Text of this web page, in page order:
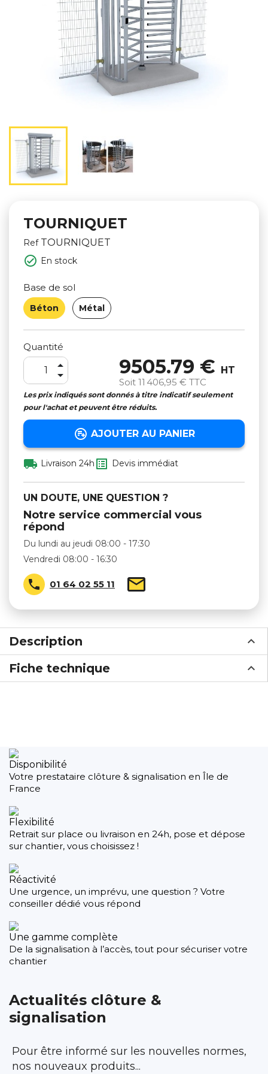
TOURNIQUET
Ref TOURNIQUET
 En stock
Base de sol
Béton Métal
Quantité

 9505.79 €
HT
Soit 11 406,95 € TTC
Les prix indiqués sont donnés à titre indicatif seulement
pour l'achat et peuvent être réduits.
 AJOUTER AU PANIER
 Livraison 24h  Devis immédiat
UN DOUTE, UNE QUESTION ?
Notre service commercial vous
répond
Du lundi au jeudi 08:00 - 17:30
Vendredi 08:00 - 16:30
 01 64 02 55 11
Description
Fiche technique
Disponibilité
Votre prestataire clôture & signalisation en Île de
France
Flexibilité
Retrait sur place ou livraison en 24h, pose et dépose
sur chantier, vous choisissez !
Réactivité
Une urgence, un imprévu, une question ? Votre
conseiller dédié vous répond
Une gamme complète
De la signalisation à l’accès, tout pour sécuriser votre
chantier
Actualités clôture &
signalisation
Pour être informé sur les nouvelles normes,
nos nouveaux produits...